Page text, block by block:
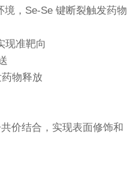
，Se-Se 键断裂触发药物
现准靶向
物释放
价结合，实现表面修饰和